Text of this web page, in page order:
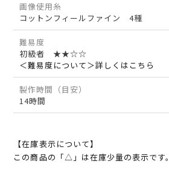
画像使用糸
コットンフィールファイン 4種
難易度
初級者 ★★☆☆
＜難易度について＞詳しくはこちら
製作時間（目安）
14時間
【在庫表示について】
この商品の「△」は在庫少量の表示です。